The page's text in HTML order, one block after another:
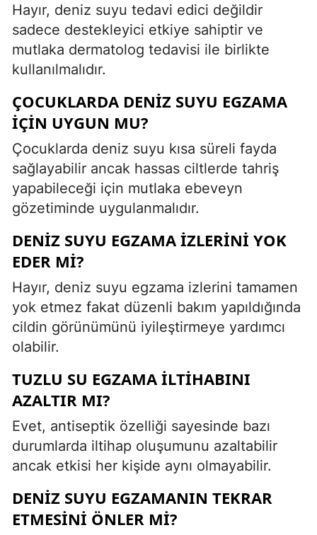
Hayır, deniz suyu tedavi edici değildir
sadece destekleyici etkiye sahiptir ve
mutlaka dermatolog tedavisi ile birlikte
kullanılmalıdır.
ÇOCUKLARDA DENIZ SUYU EGZAMA
IÇIN UYGUN MU?
Çocuklarda deniz suyu kısa süreli fayda
sağlayabilir ancak hassas ciltlerde tahriş
yapabileceği için mutlaka ebeveyn
gözetiminde uygulanmalıdır.
DENIZ SUYU EGZAMA IZLERINI YOK
EDER MI?
Hayır, deniz suyu egzama izlerini tamamen
yok etmez fakat düzenli bakım yapıldığında
cildin görünümünü iyileştirmeye yardımcı
olabilir.
TUZLU SU EGZAMA ILTIHABINI
AZALTIR MI?
Evet, antiseptik özelliği sayesinde bazı
durumlarda iltihap oluşumunu azaltabilir
ancak etkisi her kişide aynı olmayabilir.
DENIZ SUYU EGZAMANIN TEKRAR
ETMESINI ÖNLER MI?